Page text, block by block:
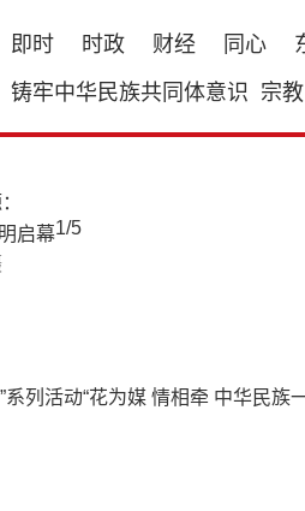
即时 时政 财经 同心
铸牢中华民族共同体意识 宗教
1/5
系列活动“花为媒 情相牵 中华民